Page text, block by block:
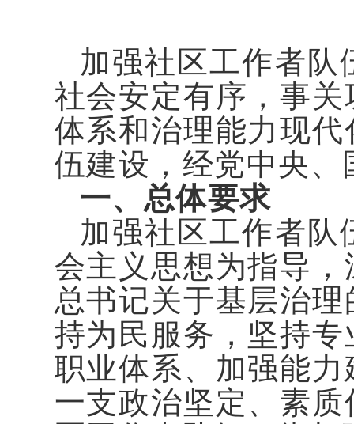
加强社区工作者队
社会安定有序，事
体系和治理能力现
伍建设，经党中央
一、总体要求
加强社区工作者队
会主义思想为指导
总书记关于基层治
持为民服务，坚持
职业体系、加强能
一支政治坚定、素